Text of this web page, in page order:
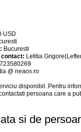
USD
Bucuresti
contact: Letitia
@ neaos.ro
disponibil . Pentru
persoana care a
si de